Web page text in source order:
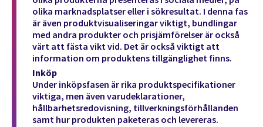
olika marknadsplatser eller i sökresultat. I denna fas
är även produktvisualiseringar viktigt, bundlingar
med andra produkter och prisjämförelser är också
värt att fästa vikt vid. Det är också viktigt att
information om produktens tillgänglighet finns.
Inköp
Under inköpsfasen är rika produktspecifikationer
viktiga, men även varudeklarationer,
hållbarhetsredovisning, tillverkningsförhållanden
samt hur produkten paketeras och levereras.